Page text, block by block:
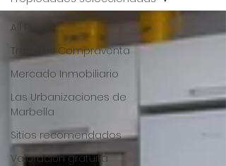
All Posts
Tramites Compraventa
Mercado Inmobiliario
Las Urbanizaciones de
Marbella
Sitios recomendados
Valoración gratuita